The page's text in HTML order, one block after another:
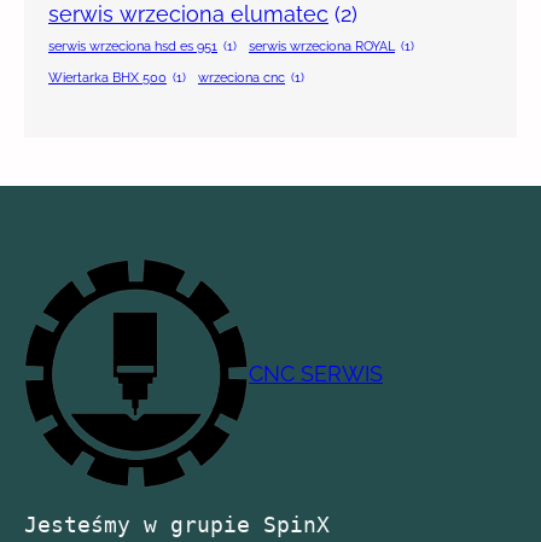
serwis wrzeciona elumatec (2)
serwis wrzeciona hsd es 951 (1) serwis wrzeciona ROYAL (1)
Wiertarka BHX 500 (1) wrzeciona cnc (1)
CNC SERWIS
Jesteśmy w grupie SpinX